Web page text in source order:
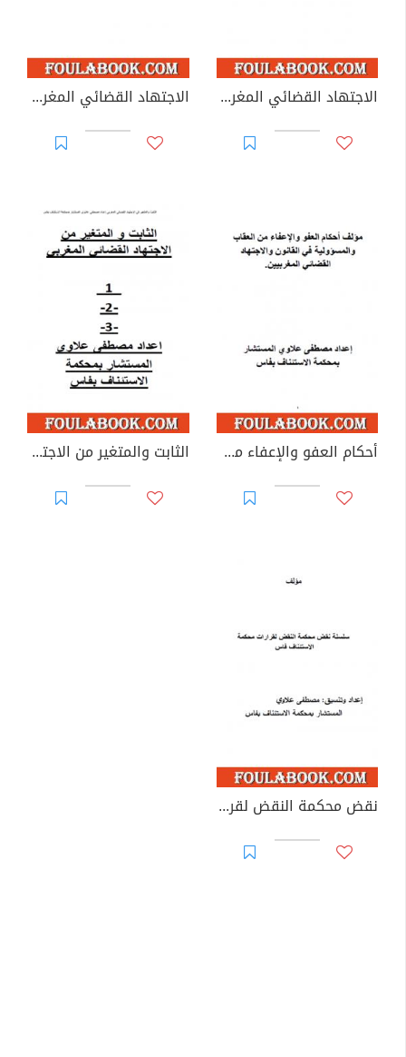
الاجتهاد القضائي المغربي في ضوابط تكييف المتابعة - ج1 و ج2 الاجتهاد القضائي المغربي في ضوابط تحريك المتابعة
أحكام العفو والإعفاء من العقاب والمسؤولية في القانون والاجتهاد القضائي المغربيين الثابت والمتغير من الاجتهاد القضائي المغربي - ج1، ج2 و ج3
نقض محكمة النقض لقرارات محكمة الاستئناف بفاس